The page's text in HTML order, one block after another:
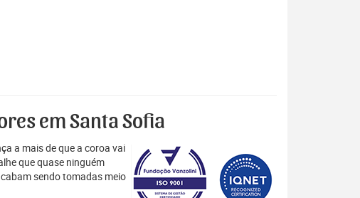
em Santa Sofia
a mais de que a coroa vai
que quase ninguém
sendo tomadas meio